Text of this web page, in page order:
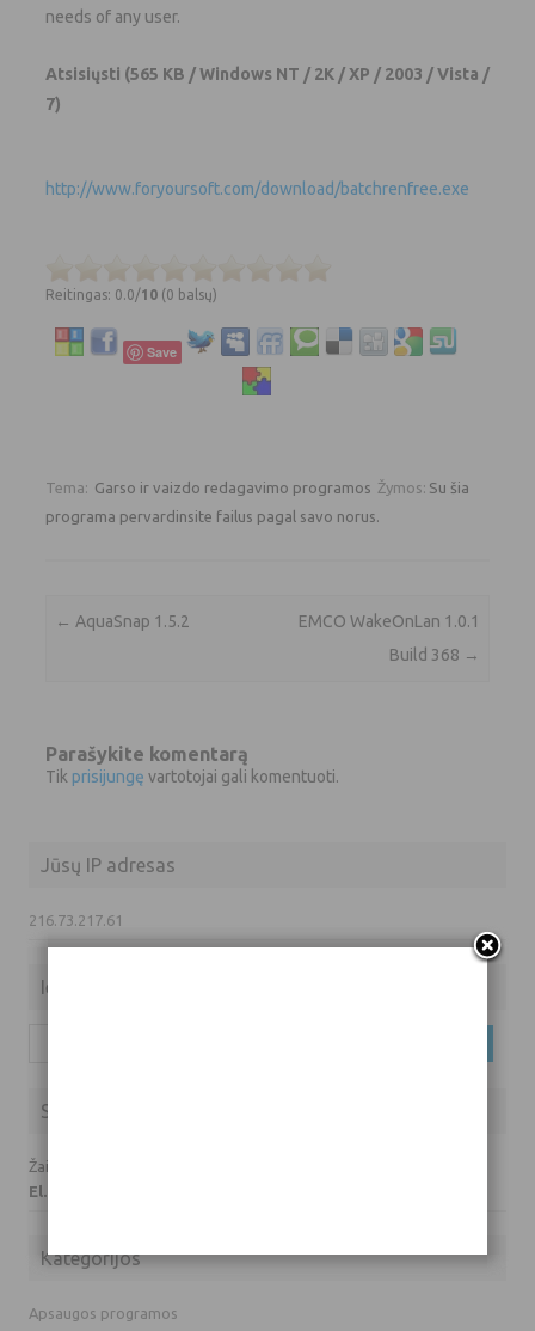
needs of any user.
Atsisiųsti (565 KB / Windows NT / 2K / XP / 2003 / Vista /
7)
http://www.foryoursoft.com/download/batchrenfree.exe
Reitingas: 0.0/10 (0 balsų)
Save
Tema: Garso ir vaizdo redagavimo programos Žymos: Su šia
programa pervardinsite failus pagal savo norus.
Įrašo navigacija
← AquaSnap 1.5.2
EMCO WakeOnLan 1.0.1
Build 368 →
Parašykite komentarą
Tik prisijungę vartotojai gali komentuoti.
Jūsų IP adresas
216.73.217.61
Ieškoti
Susisiekite su mumis
Žaidimų prašymai ir klausimai:
El. paštas: info(eta)hardas.lt
Kategorijos
Apsaugos programos